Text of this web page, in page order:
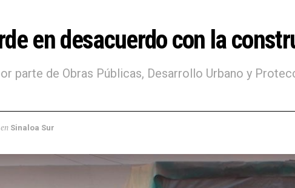
en desacuerdo con la
parte de Obras Públicas, Desarrollo Urbano y
en Sinaloa Sur